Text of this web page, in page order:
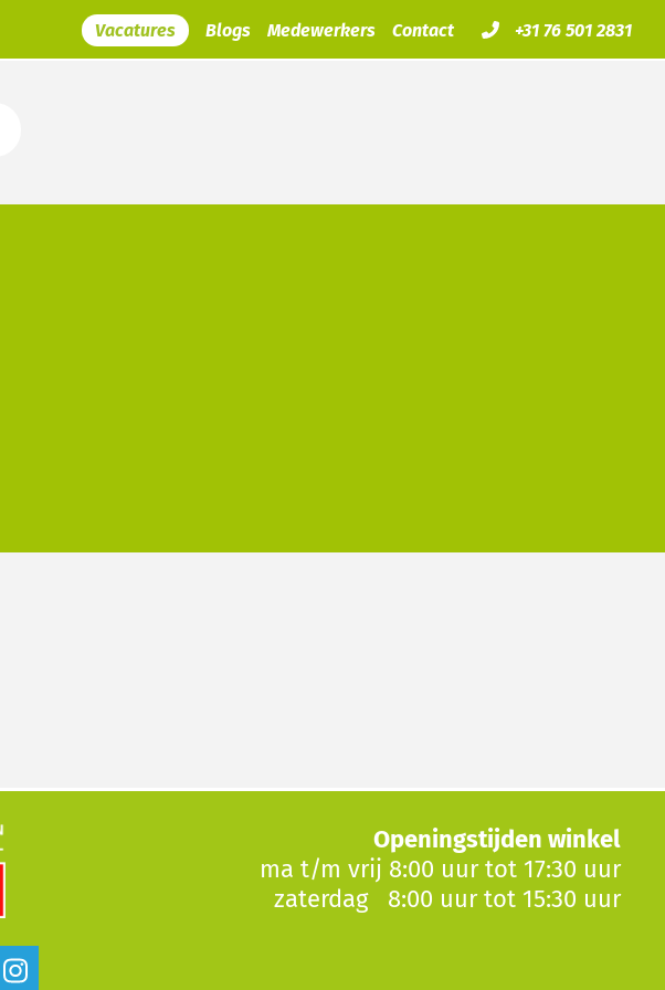
Vacatures Blogs Medewerkers Contact +31 76 501 2831
Openingstijden winkel
ma t/m vrij 8:00 uur tot 17:30 uur
zaterdag 8:00 uur tot 15:30 uur